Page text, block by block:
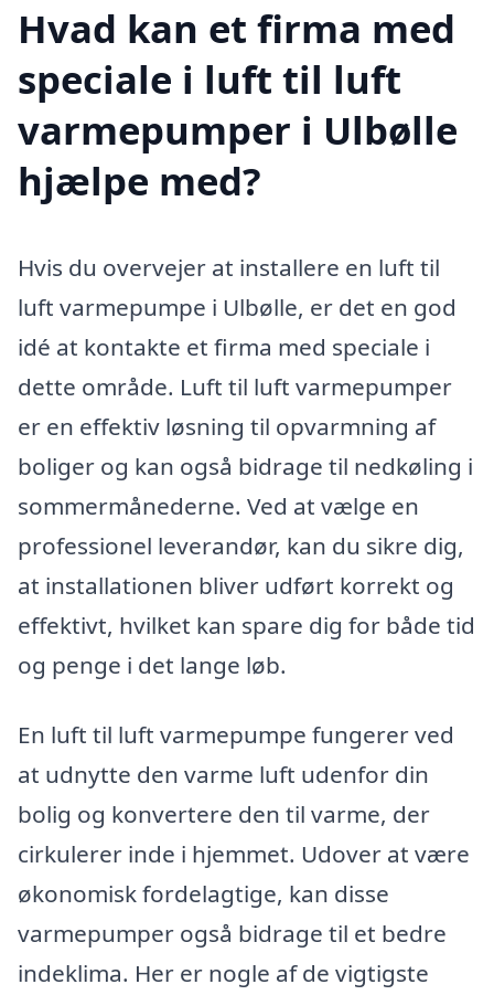
Hvad kan et firma med
speciale i luft til luft
varmepumper i Ulbølle
hjælpe med?
Hvis du overvejer at installere en luft til
luft varmepumpe i Ulbølle, er det en god
idé at kontakte et firma med speciale i
dette område. Luft til luft varmepumper
er en effektiv løsning til opvarmning af
boliger og kan også bidrage til nedkøling i
sommermånederne. Ved at vælge en
professionel leverandør, kan du sikre dig,
at installationen bliver udført korrekt og
effektivt, hvilket kan spare dig for både tid
og penge i det lange løb.
En luft til luft varmepumpe fungerer ved
at udnytte den varme luft udenfor din
bolig og konvertere den til varme, der
cirkulerer inde i hjemmet. Udover at være
økonomisk fordelagtige, kan disse
varmepumper også bidrage til et bedre
indeklima. Her er nogle af de vigtigste